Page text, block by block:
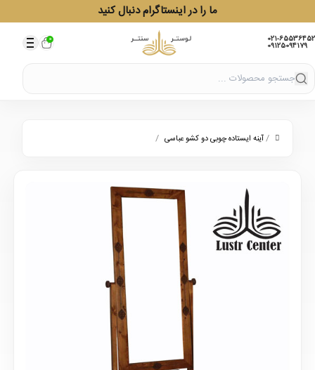
ما را در اینستاگرام دنبال کنید
021-65536452
09125094179
0
/آینه ایستاده چوبی دو کشو عباسی /